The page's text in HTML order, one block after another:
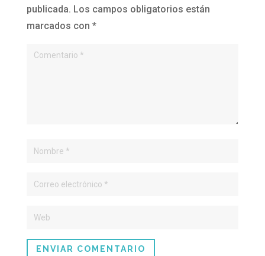
publicada. Los campos obligatorios están
marcados con *